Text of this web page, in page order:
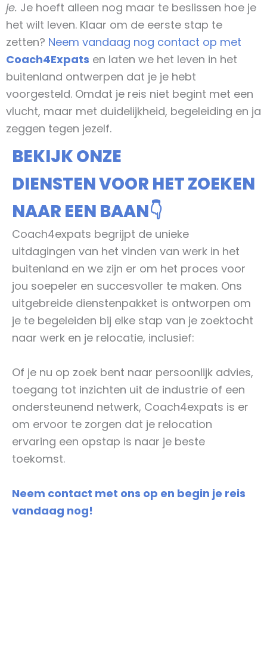
je. Je hoeft alleen nog maar te beslissen hoe je
het wilt leven. Klaar om de eerste stap te
zetten? Neem vandaag nog contact op met
Coach4Expats en laten we het leven in het
buitenland ontwerpen dat je je hebt
voorgesteld. Omdat je reis niet begint met een
vlucht, maar met duidelijkheid, begeleiding en ja
zeggen tegen jezelf.
BEKIJK ONZE
DIENSTEN VOOR HET ZOEKEN
NAAR EEN BAAN👇
Coach4expats begrijpt de unieke
uitdagingen van het vinden van werk in het
buitenland en we zijn er om het proces voor
jou soepeler en succesvoller te maken. Ons
uitgebreide dienstenpakket is ontworpen om
je te begeleiden bij elke stap van je zoektocht
naar werk en je relocatie, inclusief:
Of je nu op zoek bent naar persoonlijk advies,
toegang tot inzichten uit de industrie of een
ondersteunend netwerk, Coach4expats is er
om ervoor te zorgen dat je relocation
ervaring een opstap is naar je beste
toekomst.
Neem contact met ons op en begin je reis
vandaag nog!